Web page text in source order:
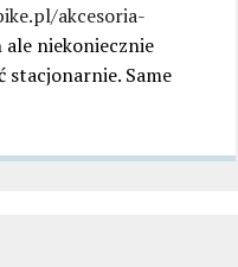
akcesoria-
niekoniecznie
stacjonarnie. Same